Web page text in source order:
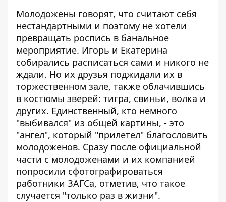
Молодожены говорят, что считают себя
нестандартными и поэтому не хотели
превращать роспись в банальное
мероприятие. Игорь и Екатерина
собирались расписаться сами и никого не
ждали. Но их друзья поджидали их в
торжественном зале, также облачившись
в костюмы зверей: тигра, свиньи, волка и
других. Единственный, кто немного
"выбивался" из общей картины, - это
"ангел", который "прилетел" благословить
молодоженов. Сразу после официальной
части с молодоженами и их компанией
попросили сфотографироваться
работники ЗАГСа, отметив, что такое
случается "только раз в жизни".